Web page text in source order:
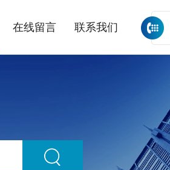
在线留言 联系我们